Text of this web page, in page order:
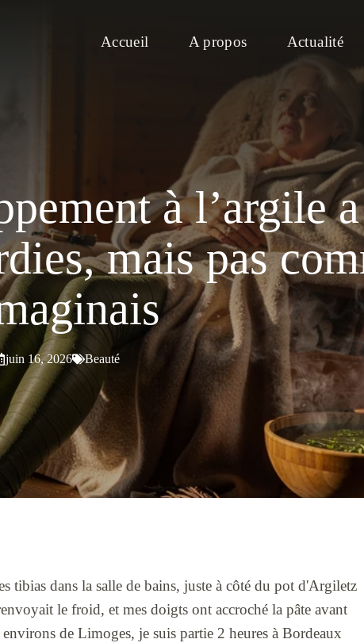
Accueil A propos Actualité
à l’argile
mais pas
juin 16, 2026 Beauté
tibias dans la salle de bains, juste à côté du pot d'Argiletz
le froid, et mes doigts ont accroché la pâte avant
de Limoges, je suis partie 2 heures à Bordeaux